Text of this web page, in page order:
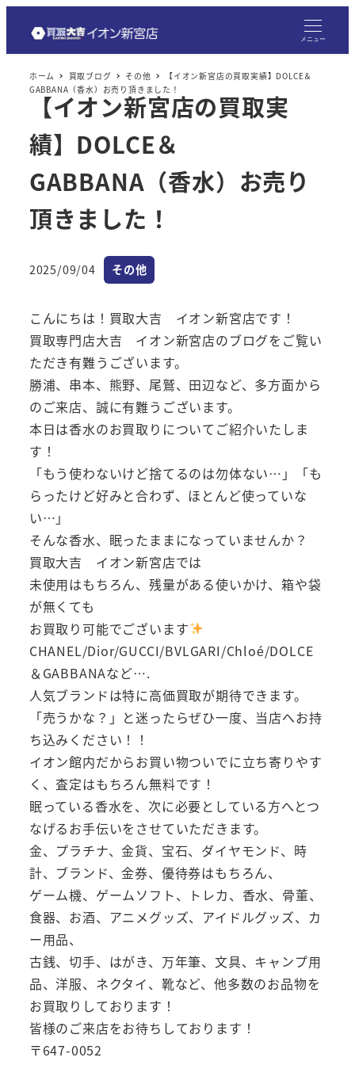
メニュー
ホーム 買取ブログ その他
【イオン新宮店の買取実績】DOLCE＆
GABBANA（香水）お売り頂きました！
【イオン新宮店の買取実
績】DOLCE＆
GABBANA（香水）お売り
頂きました！
投稿日
2025/09/04 カテゴリー
その他
こんにちは！買取大吉 イオン新宮店です！
買取専門店大吉 イオン新宮店のブログをご覧い
ただき有難うございます。
勝浦、串本、熊野、尾鷲、田辺など、多方面から
のご来店、誠に有難うございます。
本日は香水のお買取りについてご紹介いたしま
す！
「もう使わないけど捨てるのは勿体ない…」「も
らったけど好みと合わず、ほとんど使っていな
い…」
そんな香水、眠ったままになっていませんか？
買取大吉 イオン新宮店では
未使用はもちろん、残量がある使いかけ、箱や袋
が無くても
お買取り可能でございます
CHANEL/Dior/GUCCI/BVLGARI/Chloé/DOLCE
＆GABBANAなど….
人気ブランドは特に高価買取が期待できます。
「売うかな？」と迷ったらぜひ一度、当店へお持
ち込みください！！
イオン館内だからお買い物ついでに立ち寄りやす
く、査定はもちろん無料です！
眠っている香水を、次に必要としている方へとつ
なげるお手伝いをさせていただきます。
金、プラチナ、金貨、宝石、ダイヤモンド、時
計、ブランド、金券、優待券はもちろん、
ゲーム機、ゲームソフト、トレカ、香水、骨董、
食器、お酒、アニメグッズ、アイドルグッズ、カ
ー用品、
古銭、切手、はがき、万年筆、文具、キャンプ用
品、洋服、ネクタイ、靴など、他多数のお品物を
お買取りしております！
皆様のご来店をお待ちしております！
〒647-0052